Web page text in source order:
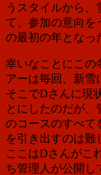
うスタイルから、
て、参加の意向を
の最初の年となっ
幸いなことにこの
アーは毎回、新雪
そこでDさんに現
とにしたのだが、
のコースのすべて
を引き出すのは難
ここはDさんがこ
ち管理人が公開し